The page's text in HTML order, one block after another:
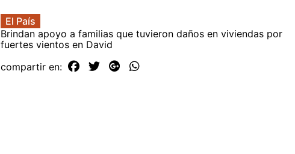
El País
Brindan apoyo a familias que tuvieron daños en viviendas por
fuertes vientos en David
compartir en: